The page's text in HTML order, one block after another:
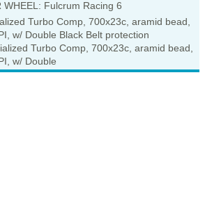
WHEEL: Fulcrum Racing 6
Turbo Comp, 700x23c, aramid bead,
w/ Double Black Belt protection
Turbo Comp, 700x23c, aramid bead,
w/ Double